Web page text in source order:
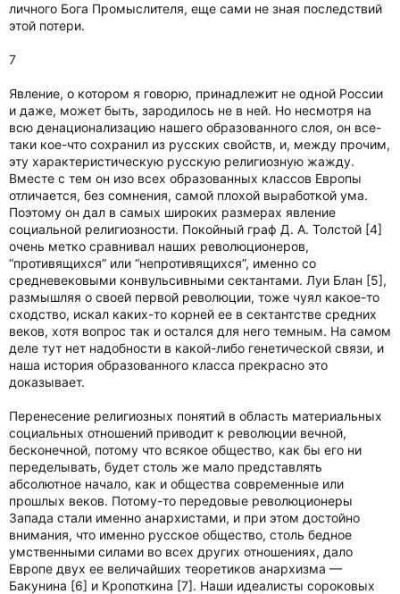
личного Бога Промыслителя, еще сами не зная последствий
этой потери.
7
Явление, о котором я говорю, принадлежит не одной России
и даже, может быть, зародилось не в ней. Но несмотря на
всю денационализацию нашего образованного слоя, он все-
таки кое-что сохранил из русских свойств, и, между прочим,
эту характеристическую русскую религиозную жажду.
Вместе с тем он изо всех образованных классов Европы
отличается, без сомнения, самой плохой выработкой ума.
Поэтому он дал в самых широких размерах явление
социальной религиозности. Покойный граф Д. А. Толстой [4]
очень метко сравнивал наших революционеров,
“противящихся” или “непротивящихся”, именно со
средневековыми конвульсивными сектантами. Луи Блан [5],
размышляя о своей первой революции, тоже чуял какое-то
сходство, искал каких-то корней ее в сектантстве средних
веков, хотя вопрос так и остался для него темным. На самом
деле тут нет надобности в какой-либо генетической связи, и
наша история образованного класса прекрасно это
доказывает.
Перенесение религиозных понятий в область материальных
социальных отношений приводит к революции вечной,
бесконечной, потому что всякое общество, как бы его ни
переделывать, будет столь же мало представлять
абсолютное начало, как и общества современные или
прошлых веков. Потому-то передовые революционеры
Запада стали именно анархистами, и при этом достойно
внимания, что именно русское общество, столь бедное
умственными силами во всех других отношениях, дало
Европе двух ее величайших теоретиков анархизма —
Бакунина [6] и Кропоткина [7]. Наши идеалисты сороковых